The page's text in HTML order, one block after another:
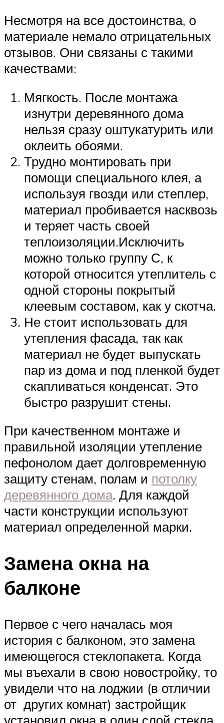
Несмотря на все достоинства, о
материале немало отрицательных
отзывов. Они связаны с такими
качествами:
Мягкость. После монтажа
изнутри деревянного дома
нельзя сразу оштукатурить или
оклеить обоями.
Трудно монтировать при
помощи специального клея, а
используя гвозди или степлер,
материал пробивается насквозь
и теряет часть своей
теплоизоляции.Исключить
можно только группу С, к
которой относится утеплитель с
одной стороны покрытый
клеевым составом, как у скотча.
Не стоит использовать для
утепления фасада, так как
материал не будет выпускать
пар из дома и под пленкой будет
скапливаться конденсат. Это
быстро разрушит стены.
При качественном монтаже и
правильной изоляции утепление
пефонолом дает долговременную
защиту стенам, полам и потолку
деревянного дома. Для каждой
части конструкции используют
материал определенной марки.
Замена окна на
балконе
Первое с чего началась моя
история с балконом, это замена
имеющегося стеклопакета. Когда
мы въехали в свою новостройку, то
увидели что на лоджии (в отличии
от других комнат) застройщик